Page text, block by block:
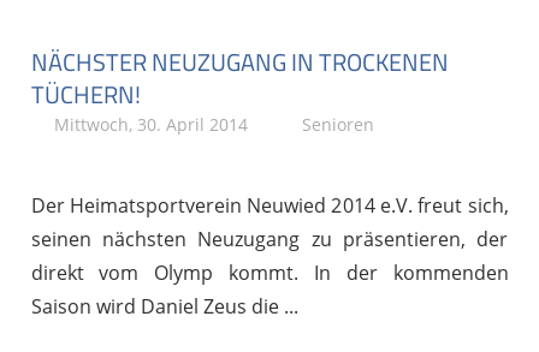
NÄCHSTER NEUZUGANG IN TROCKENEN
TÜCHERN!
Mittwoch, 30. April 2014 Stephan P.
Senioren
Der Heimatsportverein Neuwied 2014 e.V. freut sich,
seinen nächsten Neuzugang zu präsentieren, der
direkt vom Olymp kommt. In der kommenden
Saison wird Daniel Zeus die